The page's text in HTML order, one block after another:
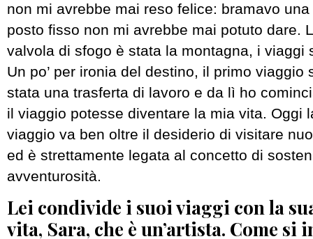
non mi avrebbe mai reso felice: bramavo
posto fisso non mi avrebbe mai potuto dare.
valvola di sfogo è stata la montagna, i viaggi
Un po’ per ironia del destino, il primo viaggio
stata una trasferta di lavoro e da lì ho
il viaggio potesse diventare la mia vita. Oggi
viaggio va ben oltre il desiderio di visitare
ed è strettamente legata al concetto di
avventurosità.
Lei condivide i suoi viaggi con la
vita, Sara, che è un’artista. Come si